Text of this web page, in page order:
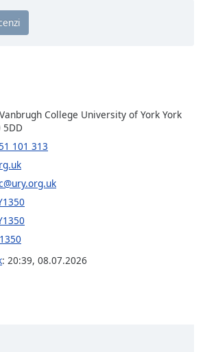
Vanbrugh College University of York York
5DD
101 313
: 20:39, 08.07.2026